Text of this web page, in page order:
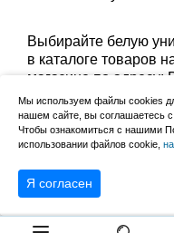
Выбирайте белую
в каталоге товаров
магазине по адресу:
Сырковское шоссе,
субботу с 9:00 до
лично в пункте
дома.
Мы используем файлы cookies
нашем сайте, вы соглашаетесь
Чтобы ознакомиться с нашими
использовании файлов cookie,
Я согласен